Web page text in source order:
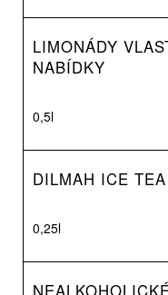
LIMONÁDY
NABÍDKY
0,5l
DILMAH ICE
0,25l